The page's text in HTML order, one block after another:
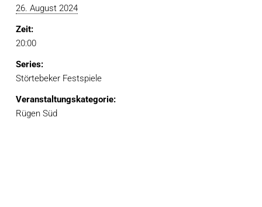
26. August 2024
Zeit:
20:00
Series:
Störtebeker Festspiele
Veranstaltungskategorie:
Rügen Süd